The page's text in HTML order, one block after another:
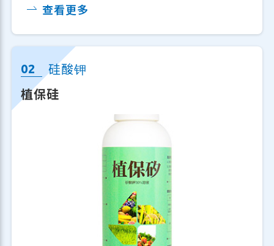
台茂针对列表上的碳酸钙(钙植得、好御
罩)、二氧化硅(植医硅)、硅酸钾(植保
硅)、苦楝油(钙速喜)与柑橘精油(台茂-好
收澄)进行产品原料设计与申请，已取得证
号，提供农民在不同作物、不同的病虫害
防治上，有更多元的选择。
查看更多
硅酸钾
植保硅